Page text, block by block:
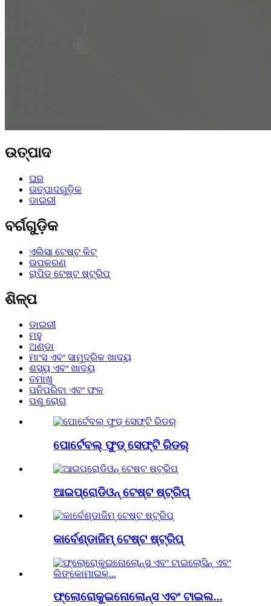
ଉତ୍ପାଦ
ଘର
ଉତ୍ପାଦଗୁଡ଼ିକ
ଡାଇରୀ
ବର୍ଗଗୁଡ଼ିକ
ଏଲିସା ଟେଷ୍ଟ କିଟ୍
ଉପକରଣ
ରାପିଡ୍ ଟେଷ୍ଟ ଷ୍ଟ୍ରିପ୍
ଶିଳ୍ପ
ଡାଇରୀ
ମହୁ
ଅଣ୍ଡା
ମାଂସ ଏବଂ ସାମୁଦ୍ରିକ ଖାଦ୍ୟ
ଶସ୍ୟ ଏବଂ ଖାଦ୍ୟ
ତମାଖୁ
ପନିପରିବା ଏବଂ ଫଳ
ପଶୁ ରୋଗ
ପୋର୍ଟେବଲ୍ ଫୁଡ୍ ସେଫ୍ଟି ରିଡର୍‌
ଆଇପ୍ରୋଡିଓନ୍ ଟେଷ୍ଟ ଷ୍ଟ୍ରିପ୍
କାର୍ବେଣ୍ଡାଜିମ୍ ଟେଷ୍ଟ ଷ୍ଟ୍ରିପ୍
ଫ୍ଲୋରୋକୁଇନୋଲୋନ୍ସ ଏବଂ ଟାଇଲ...